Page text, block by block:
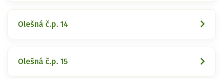
Olešná č.p. 14
Olešná č.p. 15